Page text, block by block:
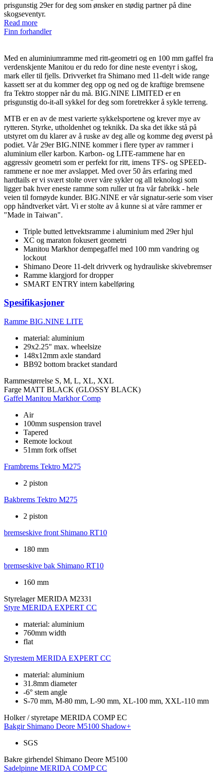
prisgunstig 29er for deg som ønsker en stødig partner på dine
skogseventyr.
Read more
Finn forhandler
Med en aluminiumramme med ritt-geometri og en 100 mm gaffel fra
verdenskjente Manitou er du redo for dine neste eventyr i skog,
mark eller til fjells. Drivverket fra Shimano med 11-delt wide range
kassett ser at du kommer deg opp og ned og de kraftige bremsene
fra Tektro stopper når du må. BIG.NINE LIMITED er en
prisgunstig do-it-all sykkel for deg som foretrekker å sykle terreng.
MTB er en av de mest varierte sykkelsportene og krever mye av
rytteren. Styrke, utholdenhet og teknikk. Da ska det ikke stå på
utstyret om du klarer av å ruske av deg alle og komme deg øverst på
podiet. Vår 29er BIG.NINE kommer i flere typer av rammer i
aluminium eller karbon. Karbon- og LITE-rammene har en
aggressiv geometri som er perfekt for ritt, imens TFS- og SPEED-
rammene er noe mer avslappet. Med over 50 års erfaring med
hardtails er vi svært stolte over våre sykler og all teknologi som
ligger bak hver eneste ramme som ruller ut fra vår fabrikk - hele
veien til fornøyde kunder. BIG.NINE er vår signatur-serie som viser
opp håndtverket vårt. Vi er stolte av å kunne si at våre rammer er
"Made in Taiwan".
Triple butted lettvektsramme i aluminium med 29er hjul
XC og maraton fokusert geometri
Manitou Markhor dempegaffel med 100 mm vandring og
lockout
Shimano Deore 11-delt drivverk og hydrauliske skivebremser
Ramme klargjord for dropper
SMART ENTRY intern kabelføring
Spesifikasjoner
Ramme BIG.NINE LITE
material: aluminium
29x2.25" max. wheelsize
148x12mm axle standard
BB92 bottom bracket standard
Rammestørrelse S, M, L, XL, XXL
Farge MATT BLACK (GLOSSY BLACK)
Gaffel Manitou Markhor Comp
Air
100mm suspension travel
Tapered
Remote lockout
51mm fork offset
Frambrems Tektro M275
2 piston
Bakbrems Tektro M275
2 piston
bremseskive front Shimano RT10
180 mm
bremseskive bak Shimano RT10
160 mm
Styrelager MERIDA M2331
Styre MERIDA EXPERT CC
material: aluminium
760mm width
flat
Styrestem MERIDA EXPERT CC
material: aluminium
31.8mm diameter
-6° stem angle
S-70 mm, M-80 mm, L-90 mm, XL-100 mm, XXL-110 mm
Holker / styretape MERIDA COMP EC
Bakgir Shimano Deore M5100 Shadow+
SGS
Bakre girhendel Shimano Deore M5100
Sadelpinne MERIDA COMP CC